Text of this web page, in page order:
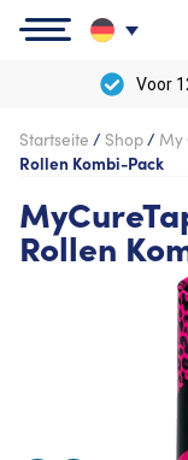
Voor 12:00 Uhr
Startseite / Shop/ My
Rollen Kombi-Pack
Rollen